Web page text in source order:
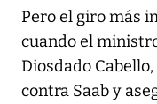
Pero el giro más
cuando el
Diosdado
contra Saab y